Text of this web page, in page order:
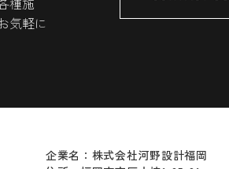
気軽に
企業名：株式会社河野設計福岡